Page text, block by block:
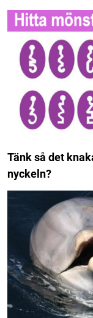
Tänk så det
nyckeln?